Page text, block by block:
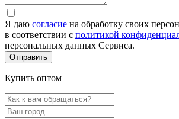
Я даю согласие на обработку своих
в соответствии с политикой
персональных данных Сервиса.
Купить оптом